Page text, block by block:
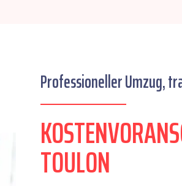
Professioneller Umzug,
TOULON